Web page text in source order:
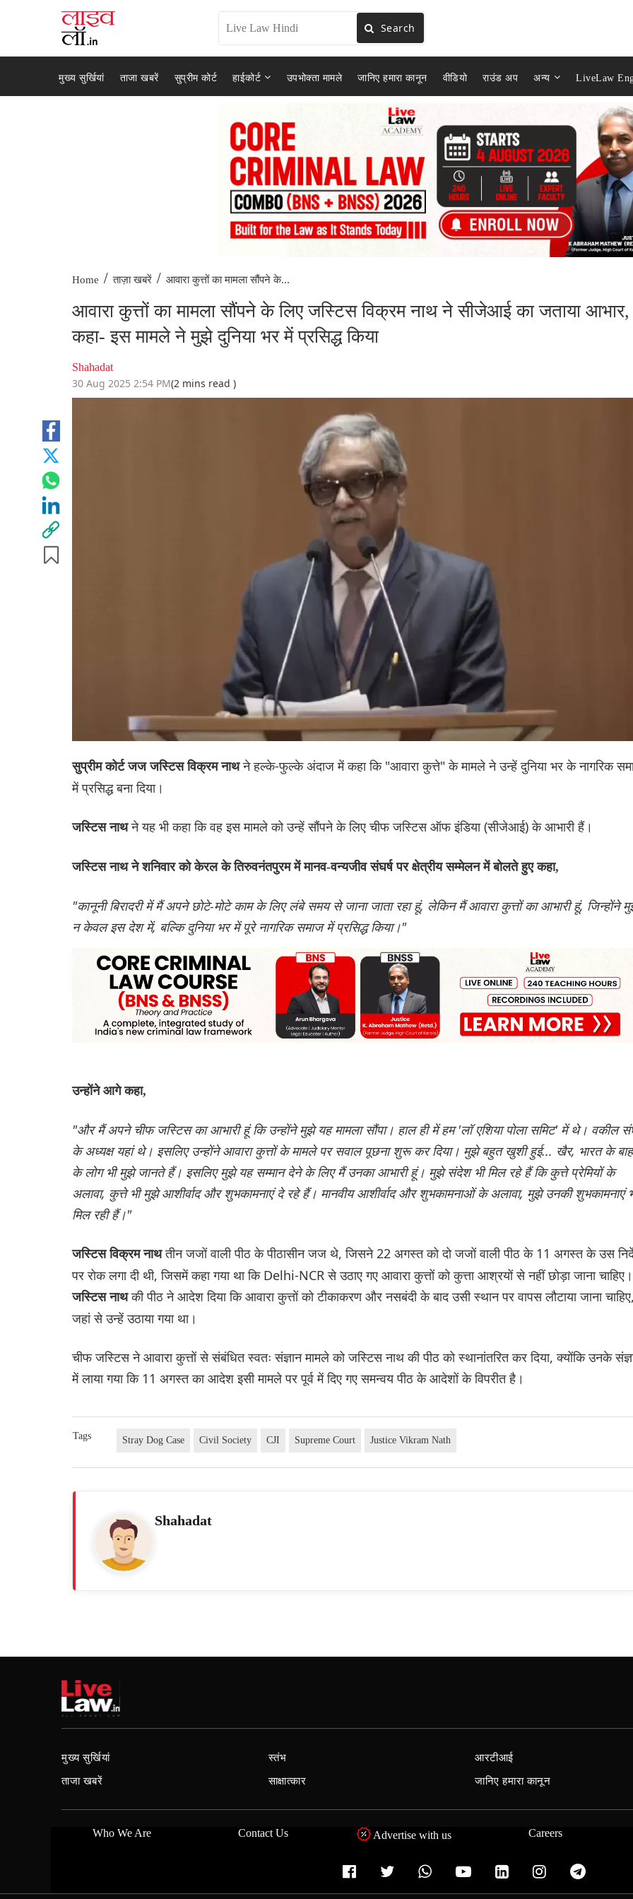
Search
मुख्य सुर्खियां ताजा खबरें सुप्रीम कोर्ट हाईकोर्ट उपभोक्ता मामले जानिए हमारा कानून वीडियो राउंड अप अन्य LiveLaw
Home / ताज़ा खबरें / आवारा कुत्तों का मामला सौंपने के...
आवारा कुत्तों का मामला सौंपने के लिए जस्टिस विक्रम नाथ ने सीजेआई का जताया आभार,
कहा- इस मामले ने मुझे दुनिया भर में प्रसिद्ध किया
Shahadat
30 Aug 2025 2:54 PM(2 mins read )
सुप्रीम कोर्ट जज जस्टिस विक्रम नाथने हल्के-फुल्के अंदाज में कहा कि "आवारा कुत्ते" के मामले ने उन्हें दुनिया भर के नागरिक
में प्रसिद्ध बना दिया।
जस्टिस नाथने यह भी कहा कि वह इस मामले को उन्हें सौंपने के लिए चीफ जस्टिस ऑफ इंडिया (सीजेआई) के आभारी हैं।
जस्टिस नाथ ने शनिवार को केरल के तिरुवनंतपुरम में मानव-वन्यजीव संघर्ष पर क्षेत्रीय सम्मेलन में बोलते हुए कहा,
"कानूनी बिरादरी में मैं अपने छोटे-मोटे काम के लिए लंबे समय से जाना जाता रहा हूं, लेकिन मैं आवारा कुत्तों का आभारी हूं, जिन्होंने
न केवल इस देश में, बल्कि दुनिया भर में पूरे नागरिक समाज में प्रसिद्ध किया।"
उन्होंने आगे कहा,
"और मैं अपने चीफ जस्टिस का आभारी हूं कि उन्होंने मुझे यह मामला सौंपा। हाल ही में हम 'लॉ एशिया पोला समिट' में थे। वकील
के अध्यक्ष यहां थे। इसलिए उन्होंने आवारा कुत्तों के मामले पर सवाल पूछना शुरू कर दिया। मुझे बहुत खुशी हुई... खैर, भारत के
के लोग भी मुझे जानते हैं। इसलिए मुझे यह सम्मान देने के लिए मैं उनका आभारी हूं। मुझे संदेश भी मिल रहे हैं कि कुत्ते प्रेमियों के
अलावा, कुत्ते भी मुझे आशीर्वाद और शुभकामनाएं दे रहे हैं। मानवीय आशीर्वाद और शुभकामनाओं के अलावा, मुझे उनकी शुभकामनाएं
मिल रही हैं।"
जस्टिस विक्रम नाथतीन जजों वाली पीठ के पीठासीन जज थे, जिसने 22 अगस्त को दो जजों वाली पीठ के 11 अगस्त के उस
पर रोक लगा दी थी, जिसमें कहा गया था कि Delhi-NCR से उठाए गए आवारा कुत्तों को कुत्ता आश्रयों से नहीं छोड़ा जाना चाहिए।
जस्टिस नाथकी पीठ ने आदेश दिया कि आवारा कुत्तों को टीकाकरण और नसबंदी के बाद उसी स्थान पर वापस लौटाया जाना
जहां से उन्हें उठाया गया था।
चीफ जस्टिस ने आवारा कुत्तों से संबंधित स्वतः संज्ञान मामले को जस्टिस नाथ की पीठ को स्थानांतरित कर दिया, क्योंकि उनके
में लाया गया कि 11 अगस्त का आदेश इसी मामले पर पूर्व में दिए गए समन्वय पीठ के आदेशों के विपरीत है।
Tags Stray Dog Case Civil Society CJI Supreme Court Justice Vikram Nath
Shahadat
मुख्य सुर्खियां
ताजा खबरें
स्तंभ
साक्षात्कार
आरटीआई
जानिए हमारा कानून
Who We Are Contact Us Advertise with us Careers